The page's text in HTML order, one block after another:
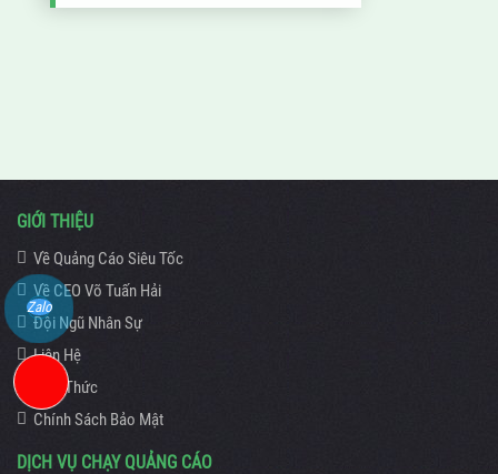
GIỚI THIỆU
Về Quảng Cáo Siêu Tốc
Về CEO Võ Tuấn Hải
Đội Ngũ Nhân Sự
Liên Hệ
Kiến Thức
Chính Sách Bảo Mật
DỊCH VỤ CHẠY QUẢNG CÁO
Zalo